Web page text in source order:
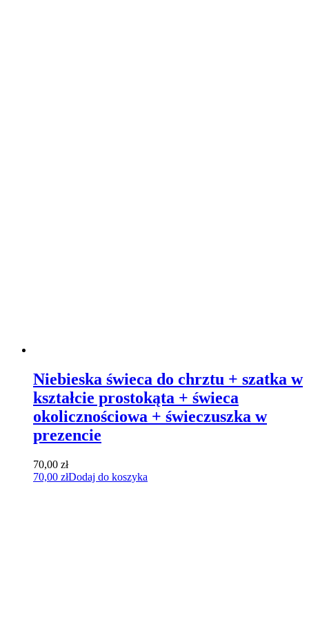
Niebieska świeca do chrztu + szatka w
kształcie prostokąta + świeca
okolicznościowa + świeczuszka w
prezencie
70,00 zł
70,00 złDodaj do koszyka